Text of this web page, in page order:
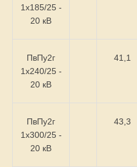
1х185/25 -
20 кВ
ПвПу2г
1х240/25 -
20 кВ
41,1
ПвПу2г
1х300/25 -
20 кВ
43,3